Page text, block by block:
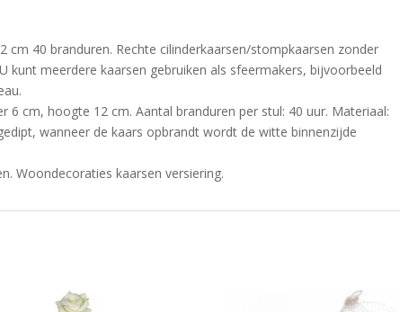
cm 40 branduren. Rechte cilinderkaarsen/stompkaarsen zonder
kunt meerdere kaarsen gebruiken als sfeermakers, bijvoorbeeld
6 cm, hoogte 12 cm. Aantal branduren per stul: 40 uur. Materiaal:
wanneer de kaars opbrandt wordt de witte binnenzijde
Woondecoraties kaarsen versiering.